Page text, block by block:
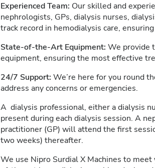
Experienced Team: Our skilled and
nephrologists, GPs, dialysis nurses,
track record in hemodialysis care,
State-of-the-Art Equipment: We provide
equipment, ensuring the most effective
24/7 Support: We’re here for you round
address any concerns or emergencies.
A dialysis professional, either a dialysis
present during each dialysis session. A
practitioner (GP) will attend the first
two weeks) thereafter.
We use Nipro Surdial X Machines to